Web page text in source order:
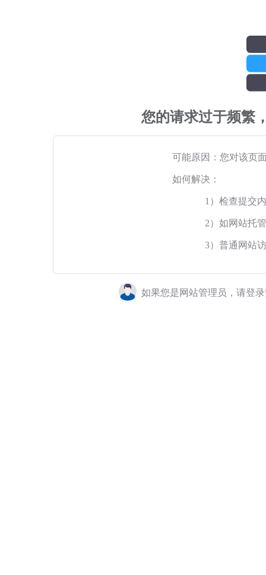
您的请求过于频繁
可能原因：您对该页
如何解决：
1）检查提交
2）如网站托
3）普通网站
如果您是网站管理员，请登